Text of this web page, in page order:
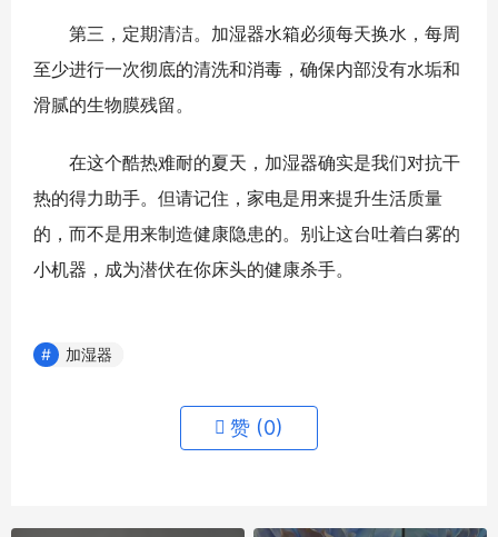
第三，定期清洁。加湿器水箱必须每天换水，每周
至少进行一次彻底的清洗和消毒，确保内部没有水垢和
滑腻的生物膜残留。
在这个酷热难耐的夏天，加湿器确实是我们对抗干
热的得力助手。但请记住，家电是用来提升生活质量
的，而不是用来制造健康隐患的。别让这台吐着白雾的
小机器，成为潜伏在你床头的健康杀手。
加湿器
赞 (0)